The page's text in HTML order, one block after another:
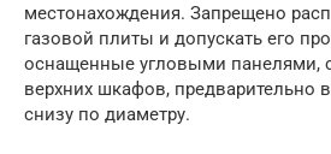
местонахождения. Запрещено
газовой плиты и допускать его
оснащенные угловыми панелями,
верхних шкафов, предварительно
снизу по диаметру.